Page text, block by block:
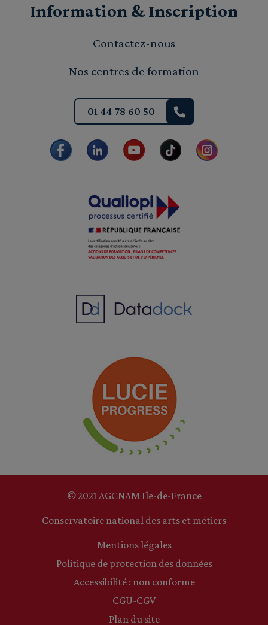
Information & Inscription
Contactez-nous
Nos centres de formation
01 44 78 60 50
© 2021 AGCNAM Ile-de-France
Conservatoire national des arts et métiers
Mentions légales
Politique de protection des données
Accessibilité : non conforme
CGU-CGV
Plan du site